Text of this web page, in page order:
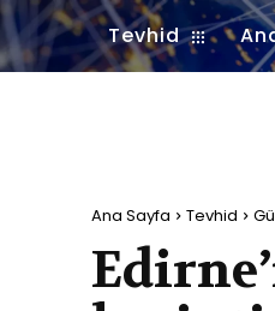
Tevhid
Ana Sayfa Tevhid